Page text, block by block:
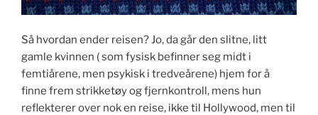
Så hvordan ender reisen? Jo, da går den slitne, litt
gamle kvinnen ( som fysisk befinner seg midt i
femtiårene, men psykisk i tredveårene) hjem for å
finne frem strikketøy og fjernkontroll, mens hun
reflekterer over nok en reise, ikke til Hollywood, men til